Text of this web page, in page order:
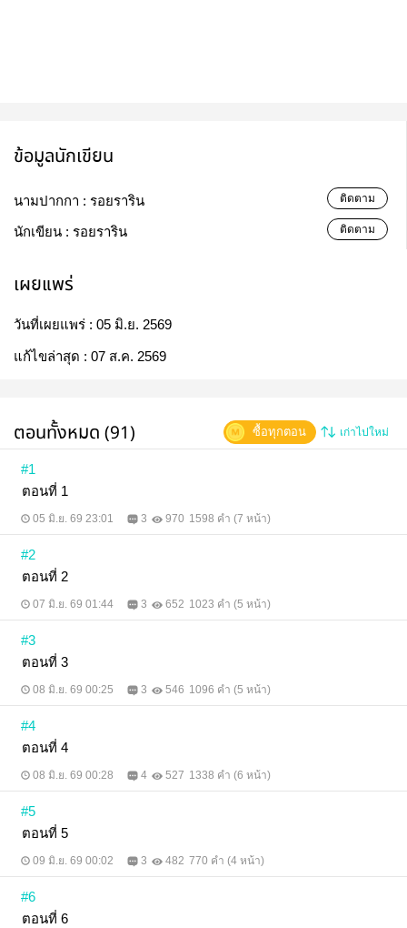
ข้อมูลนักเขียน
นามปากกา : รอยราริน ติดตาม
นักเขียน : รอยราริน ติดตาม
เผยแพร่
วันที่เผยแพร่ : 05 มิ.ย. 2569
แก้ไขล่าสุด : 07 ส.ค. 2569
ตอนทั้งหมด (91) เก่าไปใหม่
ซื้อทุกตอน
#1
ตอนที่ 1
05 มิ.ย. 69 23:01 3 970 1598 คำ (7 หน้า)
#2
ตอนที่ 2
07 มิ.ย. 69 01:44 3 652 1023 คำ (5 หน้า)
#3
ตอนที่ 3
08 มิ.ย. 69 00:25 3 546 1096 คำ (5 หน้า)
#4
ตอนที่ 4
08 มิ.ย. 69 00:28 4 527 1338 คำ (6 หน้า)
#5
ตอนที่ 5
09 มิ.ย. 69 00:02 3 482 770 คำ (4 หน้า)
#6
ตอนที่ 6